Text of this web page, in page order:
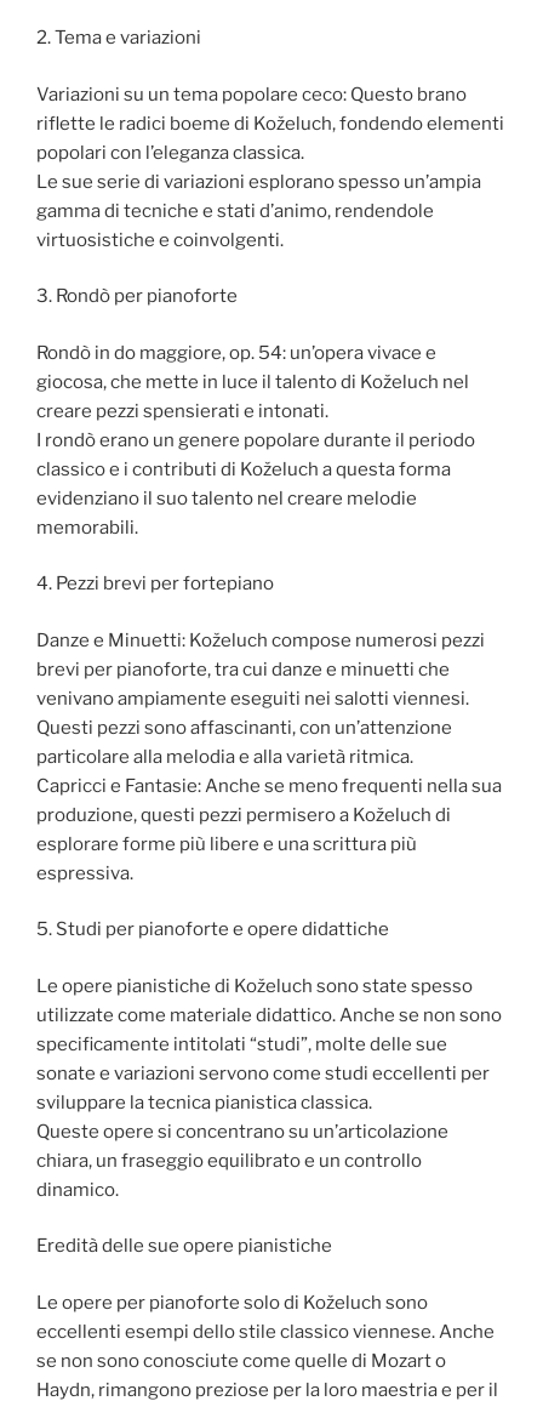
2. Tema e variazioni
Variazioni su un tema popolare ceco: Questo brano
riflette le radici boeme di Koželuch, fondendo elementi
popolari con l’eleganza classica.
Le sue serie di variazioni esplorano spesso un’ampia
gamma di tecniche e stati d’animo, rendendole
virtuosistiche e coinvolgenti.
3. Rondò per pianoforte
Rondò in do maggiore, op. 54: un’opera vivace e
giocosa, che mette in luce il talento di Koželuch nel
creare pezzi spensierati e intonati.
I rondò erano un genere popolare durante il periodo
classico e i contributi di Koželuch a questa forma
evidenziano il suo talento nel creare melodie
memorabili.
4. Pezzi brevi per fortepiano
Danze e Minuetti: Koželuch compose numerosi pezzi
brevi per pianoforte, tra cui danze e minuetti che
venivano ampiamente eseguiti nei salotti viennesi.
Questi pezzi sono affascinanti, con un’attenzione
particolare alla melodia e alla varietà ritmica.
Capricci e Fantasie: Anche se meno frequenti nella sua
produzione, questi pezzi permisero a Koželuch di
esplorare forme più libere e una scrittura più
espressiva.
5. Studi per pianoforte e opere didattiche
Le opere pianistiche di Koželuch sono state spesso
utilizzate come materiale didattico. Anche se non sono
specificamente intitolati “studi”, molte delle sue
sonate e variazioni servono come studi eccellenti per
sviluppare la tecnica pianistica classica.
Queste opere si concentrano su un’articolazione
chiara, un fraseggio equilibrato e un controllo
dinamico.
Eredità delle sue opere pianistiche
Le opere per pianoforte solo di Koželuch sono
eccellenti esempi dello stile classico viennese. Anche
se non sono conosciute come quelle di Mozart o
Haydn, rimangono preziose per la loro maestria e per il